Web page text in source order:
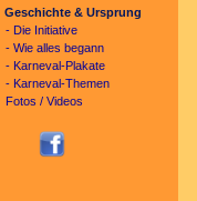
Geschichte & Ursprung
- Die Initiative
- Wie alles begann
- Karneval-Plakate
- Karneval-Themen
Fotos / Videos